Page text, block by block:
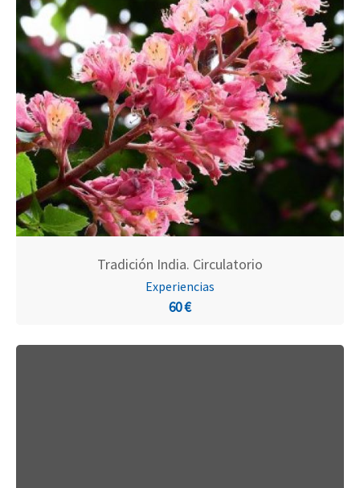
Tradición India. Circulatorio
Experiencias
60 €